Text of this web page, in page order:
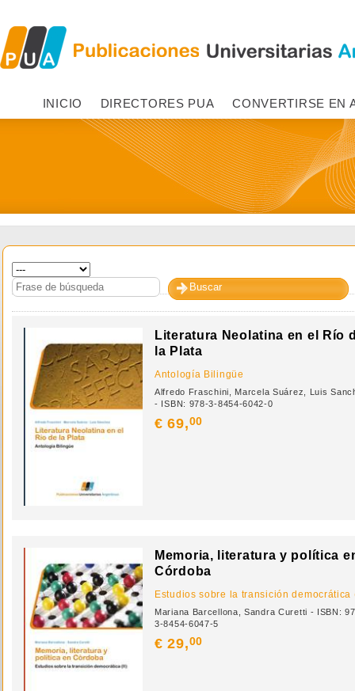
INICIO DIRECTORES PUA CONVERTIRSE EN
Literatura Neolatina en el Río
la Plata
Antología Bilingüe
Alfredo Fraschini, Marcela Suárez, Luis
- ISBN: 978-3-8454-6042-0
€ 69,00
Memoria, literatura y política
Córdoba
Estudios sobre la transición democrática
Mariana Barcellona, Sandra Curetti - ISBN:
3-8454-6047-5
€ 29,00